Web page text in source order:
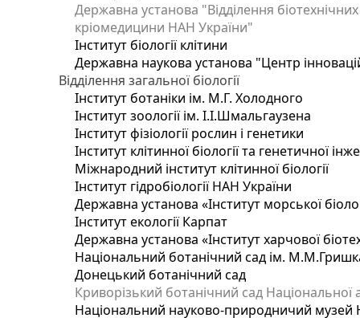
Державна установа "Відділення
кріомедицини НАН України"
Інститут біології клітини
Державна наукова установа "Центр
Відділення загальної біології
Інститут ботаніки ім. М.Г. Холодного
Інститут зоології ім. І.І.Шмальгаузена
Інститут фізіології рослин і генетики
Інститут клітинної біології та генетичної
Міжнародний інститут клітинної біології
Інститут гідробіології НАН України
Державна установа «Інститут морської
Інститут екології Карпат
Державна установа «Інститут харчової
Національний ботанічний сад ім.
Донецький ботанічний сад
Криворізький ботанічний сад Національної
Національний науково-природничий музей